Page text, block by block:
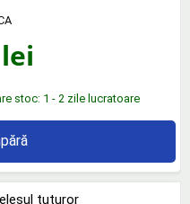
lei
stoc: 1 - 2 zile lucratoare